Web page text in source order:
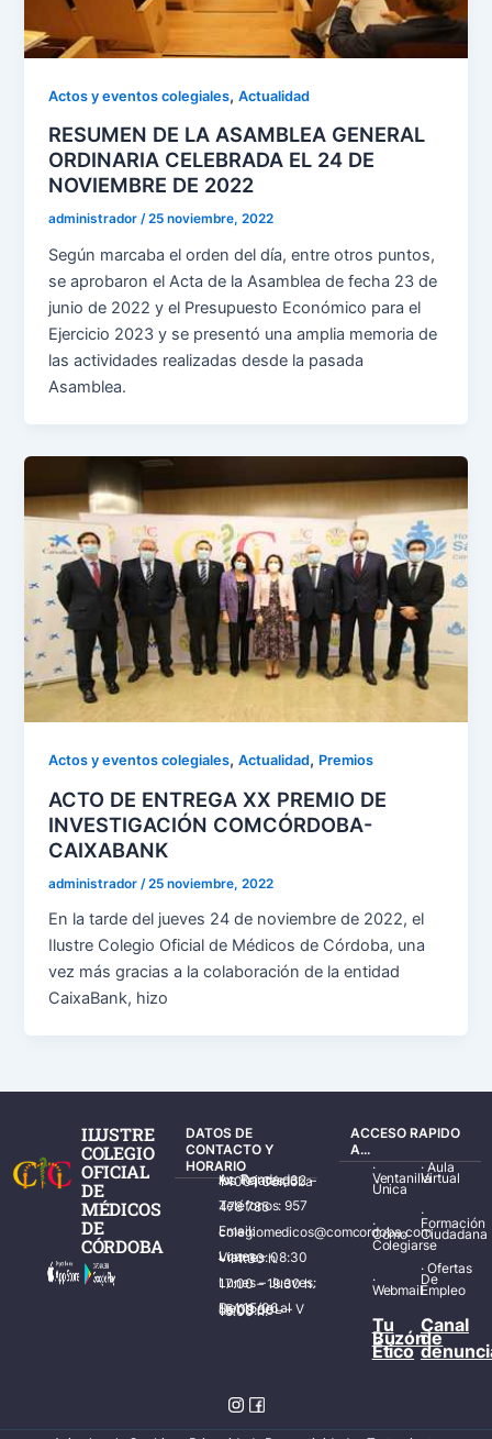
Actos y eventos colegiales,Actualidad
RESUMEN DE LA ASAMBLEA GENERAL
ORDINARIA CELEBRADA EL 24 DE
NOVIEMBRE DE 2022
administrador/25 noviembre, 2022
Según marcaba el orden del día, entre otros puntos,
se aprobaron el Acta de la Asamblea de fecha 23 de
junio de 2022 y el Presupuesto Económico para el
Ejercicio 2023 y se presentó una amplia memoria de
las actividades realizadas desde la pasada
Asamblea.
Actos y eventos colegiales,Actualidad, Premios
ACTO DE ENTREGA XX PREMIO DE
INVESTIGACIÓN COMCÓRDOBA-
CAIXABANK
administrador /25 noviembre, 2022
En la tarde del jueves 24 de noviembre de 2022, el
Ilustre Colegio Oficial de Médicos de Córdoba, una
vez más gracias a la colaboración de la entidad
CaixaBank, hizo
ILUSTRE
COLEGIO
OFICIAL
DE
MÉDICOS
DE
CÓRDOBA
DATOS DE
CONTACTO Y
HORARIO
Av. Ronda de los Tejares, 32 – 14001 Córdoba
Teléfonos: 957 478 785
Email: colegiomedicos@comcordoba.com
Lunes – Viernes: 08:30 – 14:30 h.
Lunes – Jueves: 17:00 – 19:30 h.
Del 15/06 al 15/09 de L – V de 08:00 – 15:00 h.
ACCESO RAPIDO
A...
·
Ventanilla
Única
·
Cómo
Colegiarse
·
Webmail
·Aula
Virtual
·
Formación
Ciudadana
·Ofertas
De
Empleo
Tu
Buzón
Ético
Canal
de